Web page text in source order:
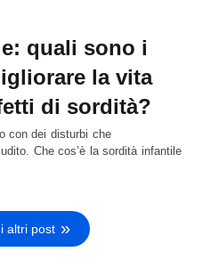
quali sono i
la vita
di sordità?
con dei disturbi che
Che cos’è la sordità infantile
altri post